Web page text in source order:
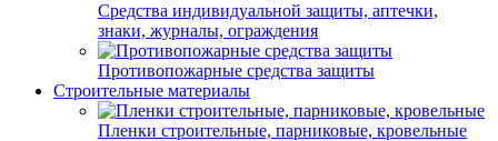
Средства индивидуальной защиты, аптечки,
знаки, журналы, ограждения
Противопожарные средства защиты
Строительные материалы
Пленки строительные, парниковые, кровельные